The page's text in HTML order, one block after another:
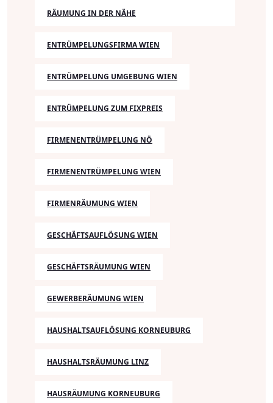
RÄUMUNG IN DER NÄHE
ENTRÜMPELUNGSFIRMA WIEN
ENTRÜMPELUNG UMGEBUNG WIEN
ENTRÜMPELUNG ZUM FIXPREIS
FIRMENENTRÜMPELUNG NÖ
FIRMENENTRÜMPELUNG WIEN
FIRMENRÄUMUNG WIEN
GESCHÄFTSAUFLÖSUNG WIEN
GESCHÄFTSRÄUMUNG WIEN
GEWERBERÄUMUNG WIEN
HAUSHALTSAUFLÖSUNG KORNEUBURG
HAUSHALTSRÄUMUNG LINZ
HAUSRÄUMUNG KORNEUBURG